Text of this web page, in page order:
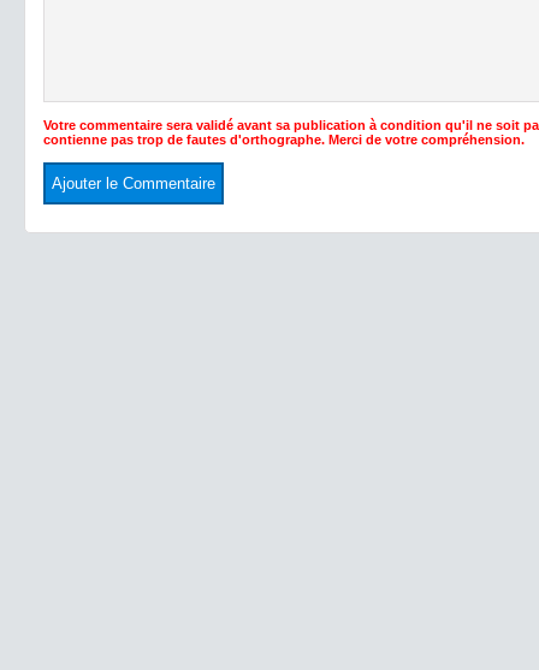
Votre commentaire sera validé avant sa publication à condition qu'il ne soit
contienne pas trop de fautes d'orthographe. Merci de votre compréhension.